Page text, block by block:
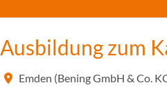
Ausbildung zum
Emden (Bening GmbH & Co.